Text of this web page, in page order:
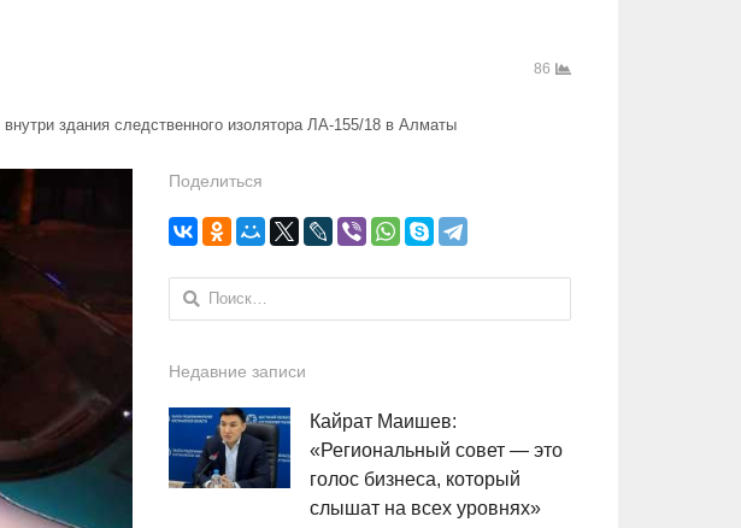
86
здания следственного изолятора ЛА-155/18 в Алматы
Поделиться
Найти:
Недавние записи
Кайрат Маишев:
«Региональный совет — это
голос бизнеса, который
слышат на всех уровнях»